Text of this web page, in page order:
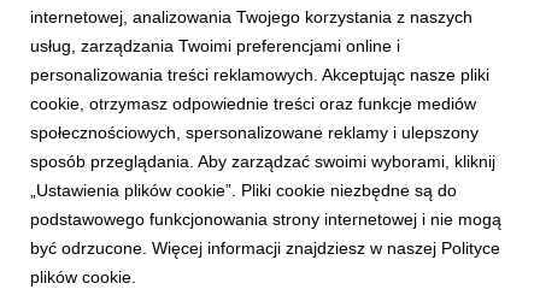
ŻYWIEC ZDRÓJ
1 2
internetowej, analizowania Twojego korzystania z naszych
usług, zarządzania Twoimi preferencjami online i
personalizowania treści reklamowych. Akceptując nasze pliki
cookie, otrzymasz odpowiednie treści oraz funkcje mediów
społecznościowych, spersonalizowane reklamy i ulepszony
sposób przeglądania. Aby zarządzać swoimi wyborami, kliknij
„Ustawienia plików cookie”. Pliki cookie niezbędne są do
podstawowego funkcjonowania strony internetowej i nie mogą
być odrzucone. Więcej informacji znajdziesz w naszej Polityce
plików cookie.